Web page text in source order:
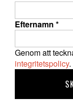
Efternamn *
Genom att
integritetspolicy.